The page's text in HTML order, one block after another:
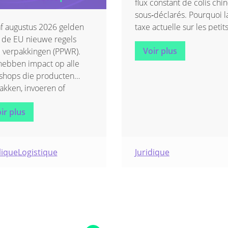
augustus 2026 gelden
EU nieuwe regels
(PPWR).
impact op alle
die producten
invoeren of
Jij moet dus weten
rol je speelt (fabrikant,
distributeur of
voldoen.
plus
Logistique
flux constant de colis
sous‑déclarés. Pourquoi
taxe actuelle sur les petits
colis est insuffisante — et
quelles solutions
réellement — découvrez‑le
Voir plus
Juridique